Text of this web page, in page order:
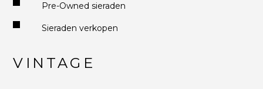
Pre-Owned sieraden
Sieraden verkopen
VINTAGE